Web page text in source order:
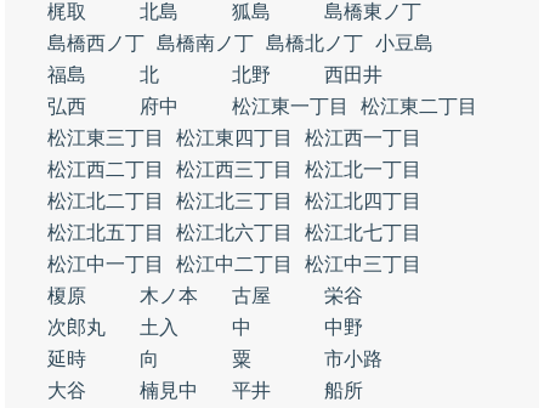
梶取
北島 狐島
島橋東ノ丁
島橋西ノ丁 島橋南ノ丁 島橋北ノ丁 小豆島
福島
北 北野
西田井
弘西
府中 松江東一丁目
松江東二丁目
松江東三丁目
松江東四丁目
松江西一丁目
松江西二丁目
松江西三丁目
松江北一丁目
松江北二丁目
松江北三丁目
松江北四丁目
松江北五丁目
松江北六丁目
松江北七丁目
松江中一丁目
松江中二丁目
松江中三丁目
榎原
木ノ本 古屋
栄谷
次郎丸
土入 中
中野
延時
向 粟
市小路
大谷
楠見中 平井
船所